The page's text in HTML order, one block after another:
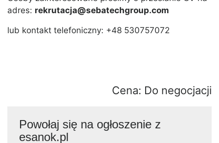
adres: rekrutacja@sebatechgroup.com
lub kontakt telefoniczny: +48 530757072
Cena: Do negocjacji
Powołaj się na ogłoszenie z
esanok.pl